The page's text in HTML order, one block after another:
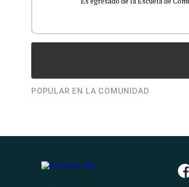
POPULAR EN LA COMUNIDAD